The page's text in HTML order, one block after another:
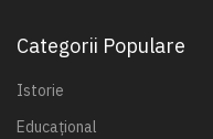
Categorii Populare
Istorie
Educațional